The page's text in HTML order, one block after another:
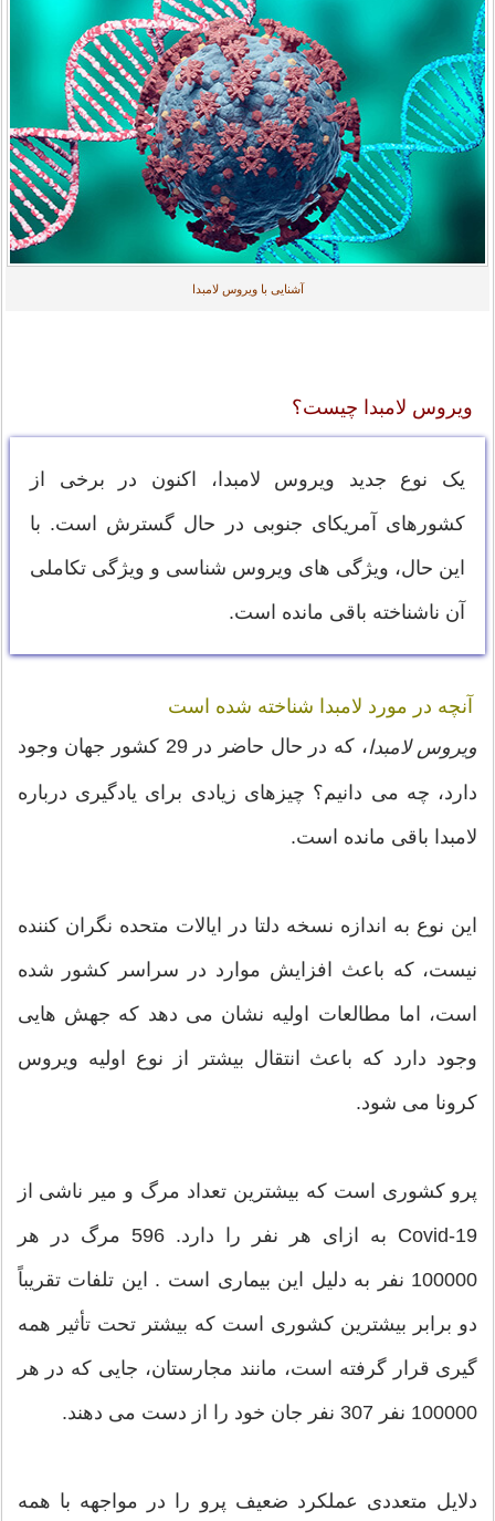
آشنایی با ویروس لامبدا
ویروس لامبدا چیست؟
یک نوع جدید ویروس لامبدا، اکنون در برخی از
کشورهای آمریکای جنوبی در حال گسترش است. با
این حال، ویژگی های ویروس شناسی و ویژگی تکاملی
آن ناشناخته باقی مانده است.
آنچه در مورد لامبدا شناخته شده است
ویروس لامبدا
، که در حال حاضر در 29 کشور جهان وجود
دارد، چه می دانیم؟ چیزهای زیادی برای یادگیری درباره
لامبدا باقی مانده است.
این نوع به اندازه نسخه دلتا در ایالات متحده نگران کننده
نیست، که باعث افزایش موارد در سراسر کشور شده
است، اما مطالعات اولیه نشان می دهد که جهش هایی
وجود دارد که باعث انتقال بیشتر از نوع اولیه ویروس
کرونا می شود.
پرو کشوری است که بیشترین تعداد مرگ و میر ناشی از
Covid-19 به ازای هر نفر را دارد. 596 مرگ در هر
100000 نفر به دلیل این بیماری است . این تلفات تقریباً
دو برابر بیشترین کشوری است که بیشتر تحت تأثیر همه
گیری قرار گرفته است، مانند مجارستان، جایی که در هر
100000 نفر 307 نفر جان خود را از دست می دهند.
دلایل متعددی عملکرد ضعیف پرو را در مواجهه با همه